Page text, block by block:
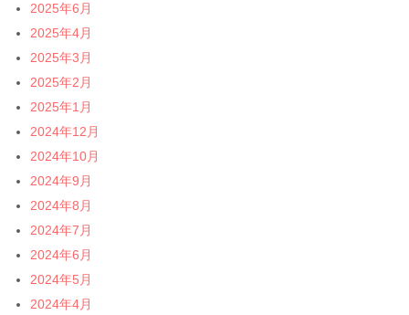
2025年6月
2025年4月
2025年3月
2025年2月
2025年1月
2024年12月
2024年10月
2024年9月
2024年8月
2024年7月
2024年6月
2024年5月
2024年4月